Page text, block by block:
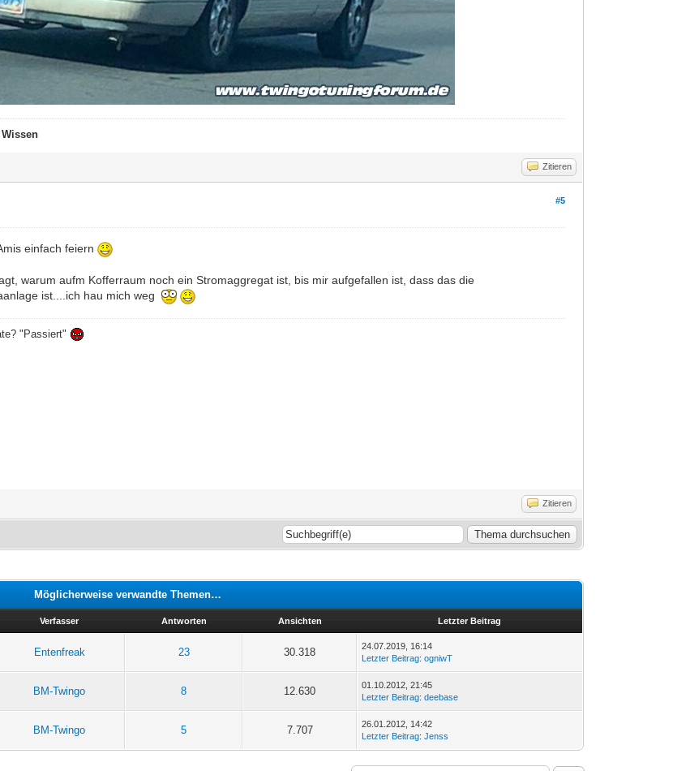
Zitieren
#5
einfach feiern
warum aufm Kofferraum noch ein Stromaggregat ist, bis mir aufgefallen ist, dass das die
ist....ich hau mich weg
"Passiert"
Zitieren
Möglicherweise verwandte Themen…
Verfasser Antworten Ansichten Letzter Beitrag
Entenfreak 23 30.318
24.07.2019, 16:14
Letzter Beitrag:ogniwT
BM-Twingo 8 12.630
01.10.2012, 21:45
Letzter Beitrag:deebase
BM-Twingo 5 7.707
26.01.2012, 14:42
Letzter Beitrag:Jenss